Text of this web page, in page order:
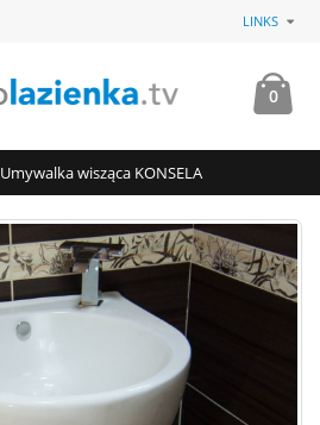
LINKS
0
Umywalka wisząca KONSELA